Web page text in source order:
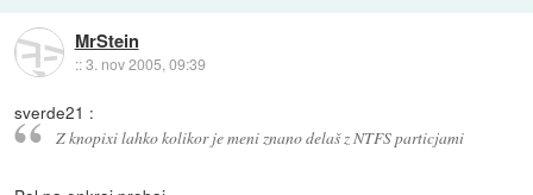
MrStein
::3. nov 2005, 09:39
sverde21 :
Z knopixi lahko kolikor je meni znano delaš z NTFS particjami